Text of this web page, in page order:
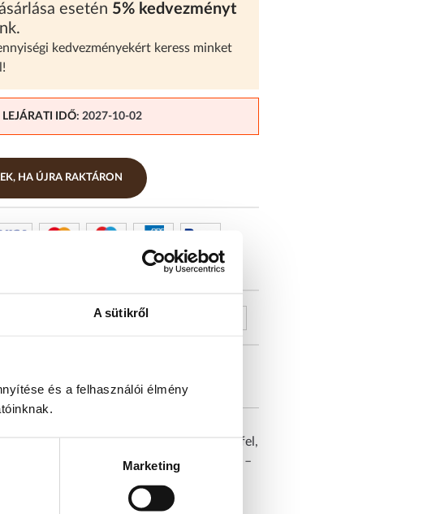
A sütikről
és a felhasználói élmény
Marketing
esetén 5% kedvezményt
kedvezményekért keress minket
LEJÁRATI IDŐ: 2027-10-02
HA ÚJRA RAKTÁRON
nem akarnak lemondani, de a
koffeinmentesítési eljárással dolgozzák fel,
lágyan bontakoznak ki minden kortyban –